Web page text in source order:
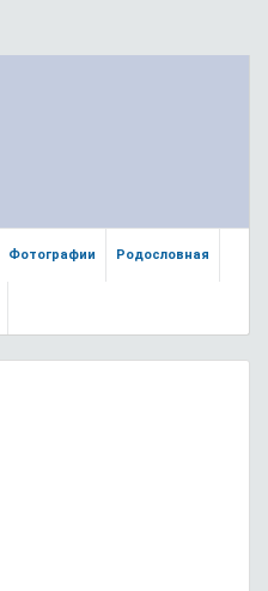
Фотографии Родословная